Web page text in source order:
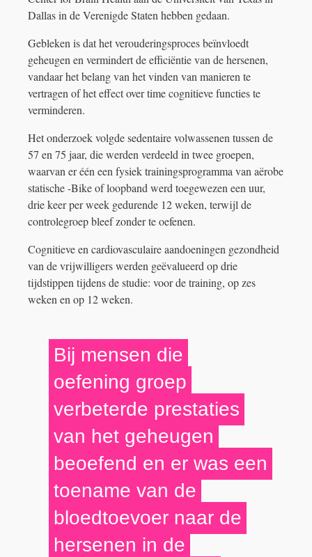
Dallas in de Verenigde Staten hebben gedaan.
Gebleken is dat het verouderingsproces beïnvloedt
geheugen en vermindert de efficiëntie van de hersenen,
vandaar het belang van het vinden van manieren te
vertragen of het effect over time cognitieve functies te
verminderen.
Het onderzoek volgde sedentaire volwassenen tussen de
57 en 75 jaar, die werden verdeeld in twee groepen,
waarvan er één een fysiek trainingsprogramma van aërobe
statische -Bike of loopband werd toegewezen een uur,
drie keer per week gedurende 12 weken, terwijl de
controlegroep bleef zonder te oefenen.
Cognitieve en cardiovasculaire aandoeningen gezondheid
van de vrijwilligers werden geëvalueerd op drie
tijdstippen tijdens de studie: voor de training, op zes
weken en op 12 weken.
Bij mensen die
oefening groep
verbeterde prestaties
van het geheugen
beoefend en er was een
toename van de
bloedtoevoer naar de
hersenen in de